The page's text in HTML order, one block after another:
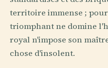
territoire immense ;
triomphant ne domine
royal n'impose son
chose d'insolent.